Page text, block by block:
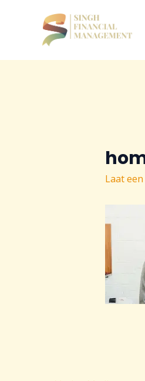
Laat